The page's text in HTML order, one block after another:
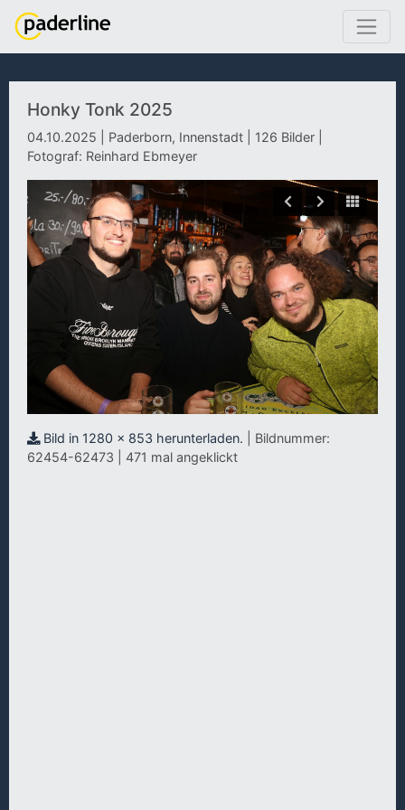
Honky Tonk 2025
04.10.2025 | Paderborn, Innenstadt | 126 Bilder |
Fotograf: Reinhard Ebmeyer
Bild in 1280 x 853 herunterladen.
| Bildnummer:
62454-62473 | 471 mal angeklickt